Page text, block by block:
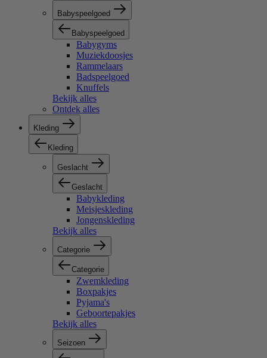
Babyspeelgoed
Babyspeelgoed
Babygyms
Muziekdoosjes
Rammelaars
Badspeelgoed
Knuffels
Bekijk alles
Ontdek alles
Kleding
Kleding
Geslacht
Geslacht
Babykleding
Meisjeskleding
Jongenskleding
Bekijk alles
Categorie
Categorie
Zwemkleding
Boxpakjes
Pyjama's
Geboortepakjes
Bekijk alles
Seizoen